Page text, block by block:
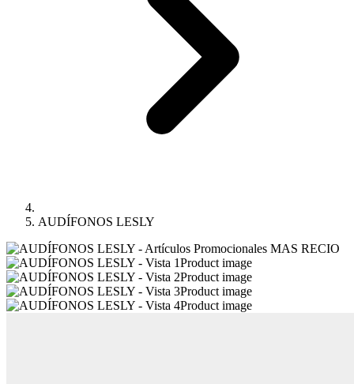
AUDÍFONOS LESLY
Product image
Product image
Product image
Product image